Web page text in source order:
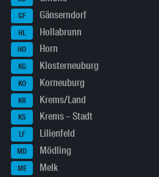
GF Gänserndorf
HL Hollabrunn
HO Horn
KG Klosterneuburg
KO Korneuburg
KR Krems/Land
KS Krems – Stadt
LF Lilienfeld
MD Mödling
ME Melk